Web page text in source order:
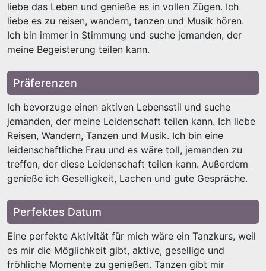
liebe das Leben und genieße es in vollen Zügen. Ich
liebe es zu reisen, wandern, tanzen und Musik hören.
Ich bin immer in Stimmung und suche jemanden, der
meine Begeisterung teilen kann.
Präferenzen
Ich bevorzuge einen aktiven Lebensstil und suche
jemanden, der meine Leidenschaft teilen kann. Ich liebe
Reisen, Wandern, Tanzen und Musik. Ich bin eine
leidenschaftliche Frau und es wäre toll, jemanden zu
treffen, der diese Leidenschaft teilen kann. Außerdem
genieße ich Geselligkeit, Lachen und gute Gespräche.
Perfektes Datum
Eine perfekte Aktivität für mich wäre ein Tanzkurs, weil
es mir die Möglichkeit gibt, aktive, gesellige und
fröhliche Momente zu genießen. Tanzen gibt mir